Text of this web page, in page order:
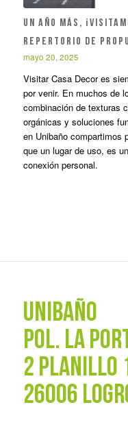
UN AÑO MÁS,
REPERTORIO DE
mayo 20, 2025
Visitar Casa Decor es
por venir. En muchos de
combinación de texturas
orgánicas y soluciones
en Unibaño compartimos
que un lugar de uso, es
conexión personal.
UNIBAÑO
POL. La
2 PLANILLO
26006